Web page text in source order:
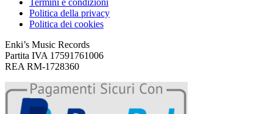
Politica della privacy
Politica dei cookies
Enki’s Music Records
Partita IVA 17591761006
REA RM-1728360